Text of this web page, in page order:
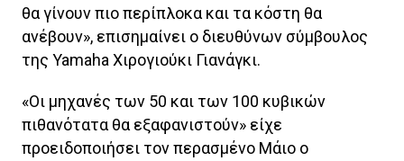
θα γίνουν πιο περίπλοκα και τα κόστη θα
ανέβουν», επισημαίνει ο διευθύνων σύμβουλος
της Yamaha Χιρογιούκι Γιανάγκι.
«Οι μηχανές των 50 και των 100 κυβικών
πιθανότατα θα εξαφανιστούν» είχε
προειδοποιήσει τον περασμένο Μάιο ο